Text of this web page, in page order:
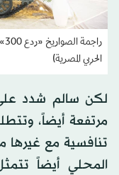
الحربي المصرية)
لكن سالم شدد
مرتفعة أيضاً،
تنافسية مع غيرها
المحلي أيضاً